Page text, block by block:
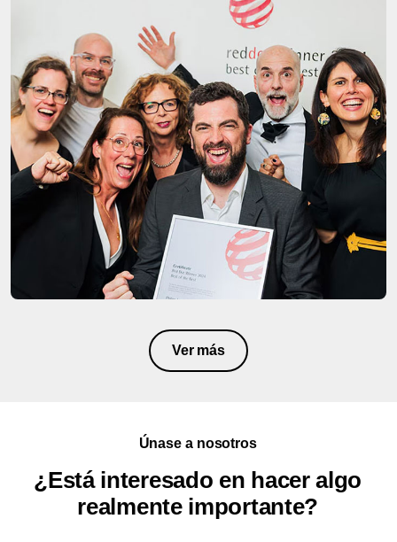
Ver más
Únase a nosotros
¿Está interesado en hacer algo
realmente importante?